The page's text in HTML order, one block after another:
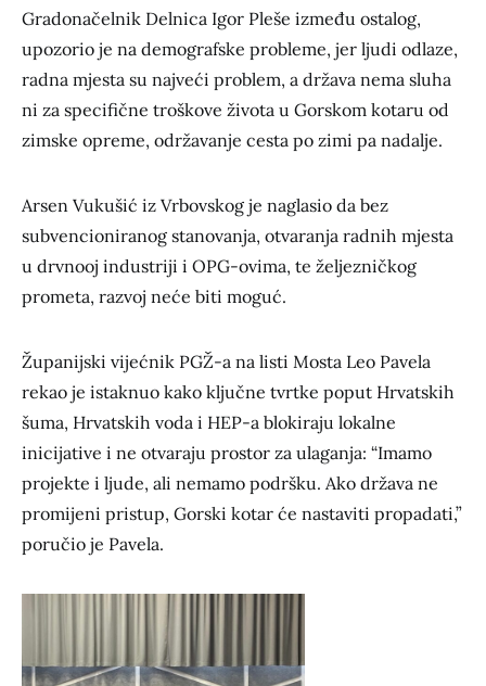
Gradonačelnik Delnica Igor Pleše između ostalog,
upozorio je na demografske probleme, jer ljudi odlaze,
radna mjesta su najveći problem, a država nema sluha
ni za specifične troškove života u Gorskom kotaru od
zimske opreme, održavanje cesta po zimi pa nadalje.
Arsen Vukušić iz Vrbovskog je naglasio da bez
subvencioniranog stanovanja, otvaranja radnih mjesta
u drvnooj industriji i OPG-ovima, te željezničkog
prometa, razvoj neće biti moguć.
Županijski vijećnik PGŽ-a na listi Mosta Leo Pavela
rekao je istaknuo kako ključne tvrtke poput Hrvatskih
šuma, Hrvatskih voda i HEP-a blokiraju lokalne
inicijative i ne otvaraju prostor za ulaganja: “Imamo
projekte i ljude, ali nemamo podršku. Ako država ne
promijeni pristup, Gorski kotar će nastaviti propadati,”
poručio je Pavela.